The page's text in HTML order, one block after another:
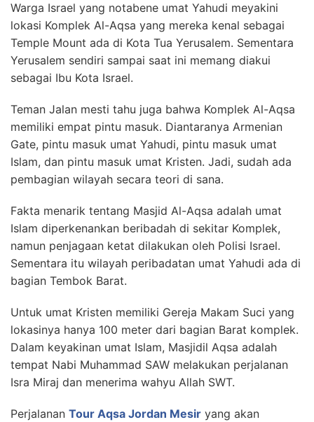
Warga Israel yang notabene umat Yahudi meyakini
lokasi Komplek Al-Aqsa yang mereka kenal sebagai
Temple Mount ada di Kota Tua Yerusalem. Sementara
Yerusalem sendiri sampai saat ini memang diakui
sebagai Ibu Kota Israel.
Teman Jalan mesti tahu juga bahwa Komplek Al-Aqsa
memiliki empat pintu masuk. Diantaranya Armenian
Gate, pintu masuk umat Yahudi, pintu masuk umat
Islam, dan pintu masuk umat Kristen. Jadi, sudah ada
pembagian wilayah secara teori di sana.
Fakta menarik tentang Masjid Al-Aqsa adalah umat
Islam diperkenankan beribadah di sekitar Komplek,
namun penjagaan ketat dilakukan oleh Polisi Israel.
Sementara itu wilayah peribadatan umat Yahudi ada di
bagian Tembok Barat.
Untuk umat Kristen memiliki Gereja Makam Suci yang
lokasinya hanya 100 meter dari bagian Barat komplek.
Dalam keyakinan umat Islam, Masjidil Aqsa adalah
tempat Nabi Muhammad SAW melakukan perjalanan
Isra Miraj dan menerima wahyu Allah SWT.
Perjalanan Tour Aqsa Jordan Mesir yang akan